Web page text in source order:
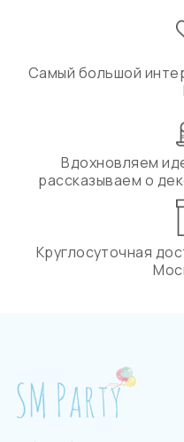
Самый большой
Вдохновляем
рассказываем о
Круглосуточная